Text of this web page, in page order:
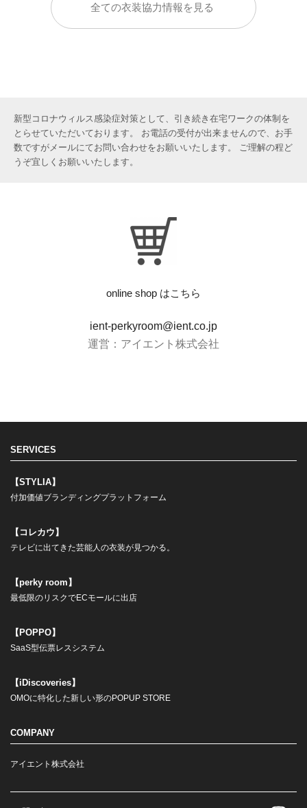
全ての衣装協力情報を見る
新型コロナウィルス感染症対策として、引き続き在宅ワークの体制を
とらせていただいております。 お電話の受付が出来ませんので、お手
数ですがメールにてお問い合わせをお願いいたします。 ご理解の程ど
うぞ宜しくお願いいたします。
online shop はこちら
ient-perkyroom@ient.co.jp
運営：アイエント株式会社
SERVICES
【STYLIA】
付加価値ブランディングプラットフォーム
【コレカウ】
テレビに出てきた芸能人の衣装が見つかる。
【perky room】
最低限のリスクでECモールに出店
【POPPO】
SaaS型伝票レスシステム
【iDiscoveries】
OMOに特化した新しい形のPOPUP STORE
COMPANY
アイエント株式会社